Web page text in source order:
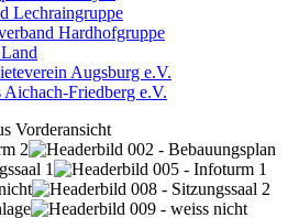
Lechraingruppe
Hardhofgruppe
Augsburg e.V.
Friedberg e.V.